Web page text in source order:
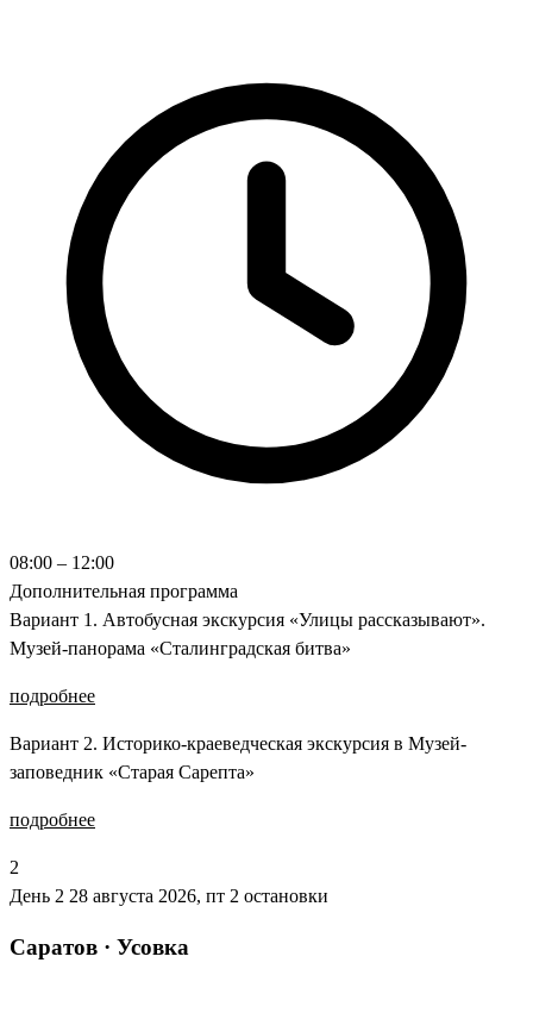
08:00 – 12:00
Дополнительная программа
Вариант 1. Автобусная экскурсия «Улицы рассказывают».
Музей-панорама «Сталинградская битва»
подробнее
Вариант 2. Историко-краеведческая экскурсия в Музей-
заповедник «Старая Сарепта»
подробнее
2
День 2 28 августа 2026, пт 2 остановки
Саратов · Усовка